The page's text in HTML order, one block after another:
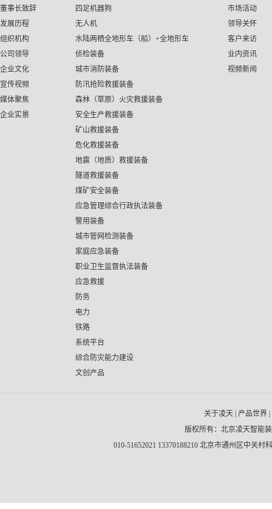
董事长致辞
发展历程
组织机构
公司领导
企业文化
宣传视频
媒体聚焦
企业实景
四足机器狗
无人机
水陆两栖全地形车（船）+全地形车
侦检装备
城市消防装备
防汛抢险救援装备
森林（草原）火灾救援装备
安全生产救援装备
矿山救援装备
危化救援装备
地震（地质）救援装备
隧道救援装备
煤矿安全装备
应急管理综合行政执法装备
警用装备
城市管网检测装备
家庭应急装备
职业卫生监督执法装备
应急救援
防务
电力
铁路
系统平台
综合防灾能力建设
文创产品
市场活动
领导关怀
客户来访
业内资讯
视频新闻
关于凌天 产品世界
版权所有：北京凌天智能
010-51652021 13370188210 北京市通州区中关